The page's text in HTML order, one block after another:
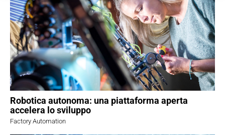
Robotica autonoma: una piattaforma aperta
accelera lo sviluppo
Factory Automation